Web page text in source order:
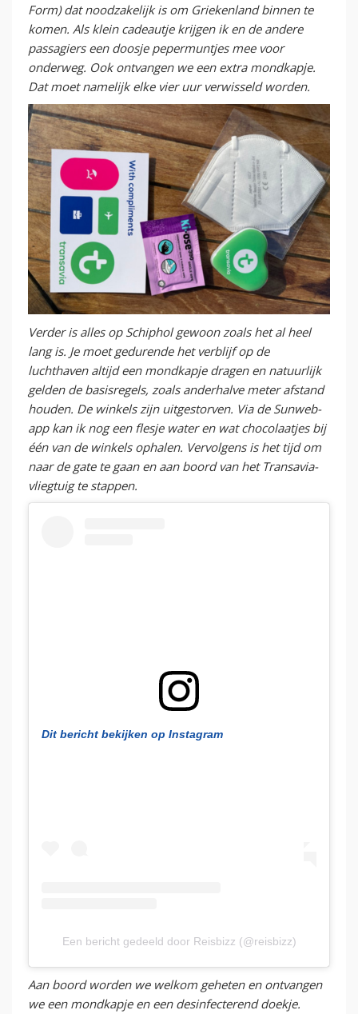
Form) dat noodzakelijk is om Griekenland binnen te
komen. Als klein cadeautje krijgen ik en de andere
passagiers een doosje pepermuntjes mee voor
onderweg. Ook ontvangen we een extra mondkapje.
Dat moet namelijk elke vier uur verwisseld worden.
Verder is alles op Schiphol gewoon zoals het al heel
lang is. Je moet gedurende het verblijf op de
luchthaven altijd een mondkapje dragen en natuurlijk
gelden de basisregels, zoals anderhalve meter afstand
houden. De winkels zijn uitgestorven. Via de Sunweb-
app kan ik nog een flesje water en wat chocolaatjes bij
één van de winkels ophalen. Vervolgens is het tijd om
naar de gate te gaan en aan boord van het Transavia-
vliegtuig te stappen.
Dit bericht bekijken op Instagram
Een bericht gedeeld door Reisbizz (@reisbizz)
Aan boord worden we welkom geheten en ontvangen
we een mondkapje en een desinfecterend doekje.